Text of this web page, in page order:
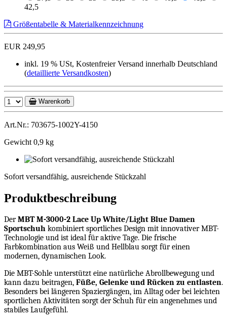
42,5
Größentabelle & Materialkennzeichnung
EUR 249,95
inkl. 19 % USt, Kostenfreier Versand innerhalb Deutschland
(detaillierte Versandkosten)
Warenkorb
Art.Nr.: 703675-1002Y-4150
Gewicht 0,9 kg
Sofort versandfähig, ausreichende Stückzahl
Produktbeschreibung
DerMBT M-3000-2 Lace Up White/Light Blue Damen
Sportschuh kombiniert sportliches Design mit innovativer MBT-
Technologie und ist ideal für aktive Tage. Die frische
Farbkombination aus Weiß und Hellblau sorgt für einen
modernen, dynamischen Look.
Die MBT-Sohle unterstützt eine natürliche Abrollbewegung und
kann dazu beitragen, Füße, Gelenke und Rücken zu entlasten.
Besonders bei längeren Spaziergängen, im Alltag oder bei leichten
sportlichen Aktivitäten sorgt der Schuh für ein angenehmes und
stabiles Laufgefühl.